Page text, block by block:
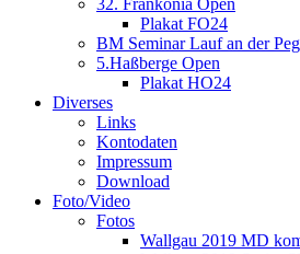
32. Frankonia Open
Plakat FO24
BM Seminar Lauf an der
5.Haßberge Open
Plakat HO24
Diverses
Links
Kontodaten
Impressum
Download
Foto/Video
Fotos
Wallgau 2019 MD